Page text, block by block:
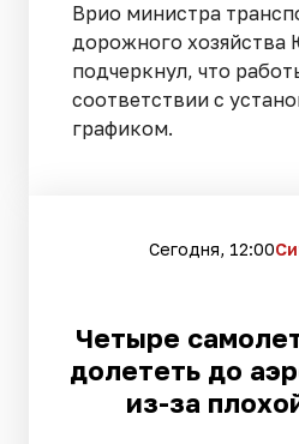
Врио министра
дорожного хозяйства
подчеркнул, что
соответствии с
графиком.
Сегодня, 12:00
Четыре
долететь до
из-за